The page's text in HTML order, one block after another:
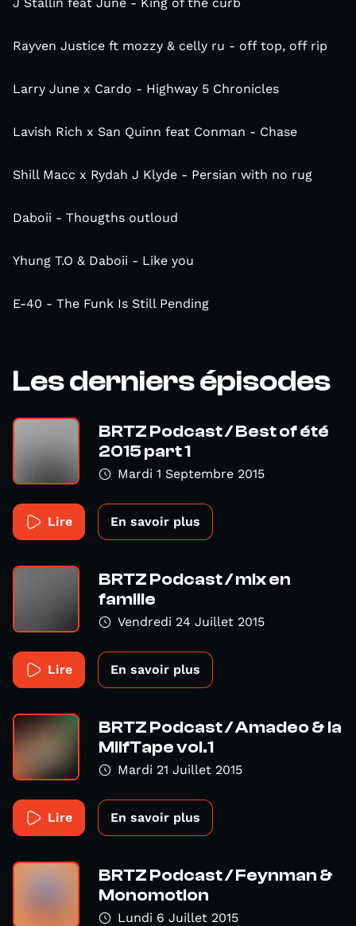
Rayven Justice ft mozzy & celly ru - off top, off rip
Larry June x Cardo - Highway 5 Chronicles
Lavish Rich x San Quinn feat Conman - Chase
Shill Macc x Rydah J Klyde - Persian with no rug
Daboii - Thougths outloud
Yhung T.O & Daboii - Like you
E-40 - The Funk Is Still Pending
Les derniers épisodes
BRTZ Podcast / Best of été
2015 part 1
Mardi 1 Septembre 2015
Lire En savoir plus
BRTZ Podcast / mix en
famille
Vendredi 24 Juillet 2015
Lire En savoir plus
BRTZ Podcast / Amadeo & la
MilfTape vol.1
Mardi 21 Juillet 2015
Lire En savoir plus
BRTZ Podcast / Feynman &
Monomotion
Lundi 6 Juillet 2015